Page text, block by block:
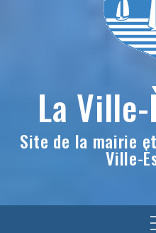
La
Site de la mairie
Ville-